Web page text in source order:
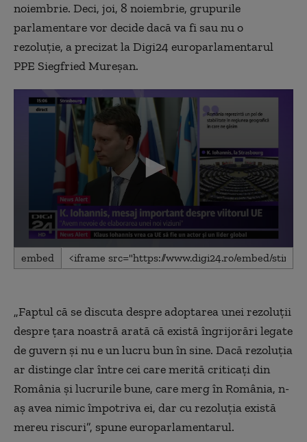
noiembrie. Deci, joi, 8 noiembrie, grupurile
parlamentare vor decide dacă va fi sau nu o
rezoluție, a precizat la Digi24 europarlamentarul
PPE Siegfried Mureșan.
0
seconds
49
seconds
embed
„Faptul că se discuta despre adoptarea unei rezoluții
despre țara noastră arată că există îngrijorări legate
de guvern și nu e un lucru bun în sine. Dacă rezoluția
ar distinge clar între cei care merită criticați din
România și lucrurile bune, care merg în România, n-
aș avea nimic împotriva ei, dar cu rezoluția există
mereu riscuri”, spune europarlamentarul.